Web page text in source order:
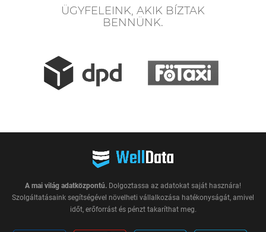
ÜGYFELEINK, AKIK BÍZTAK
BENNÜNK.
A mai világ adatközpontú. Dolgoztassa az adatokat saját hasznára!
Szolgáltatásaink segítségével növelheti vállalkozása hatékonyságát, amivel
időt, erőforrást és pénzt takaríthat meg.